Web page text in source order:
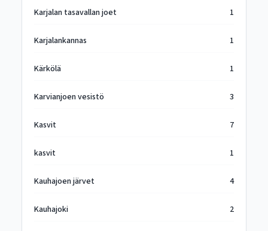
Karjalan tasavallan joet 1
Karjalankannas 1
Kärkölä 1
Karvianjoen vesistö 3
Kasvit 7
kasvit 1
Kauhajoen järvet 4
Kauhajoki 2